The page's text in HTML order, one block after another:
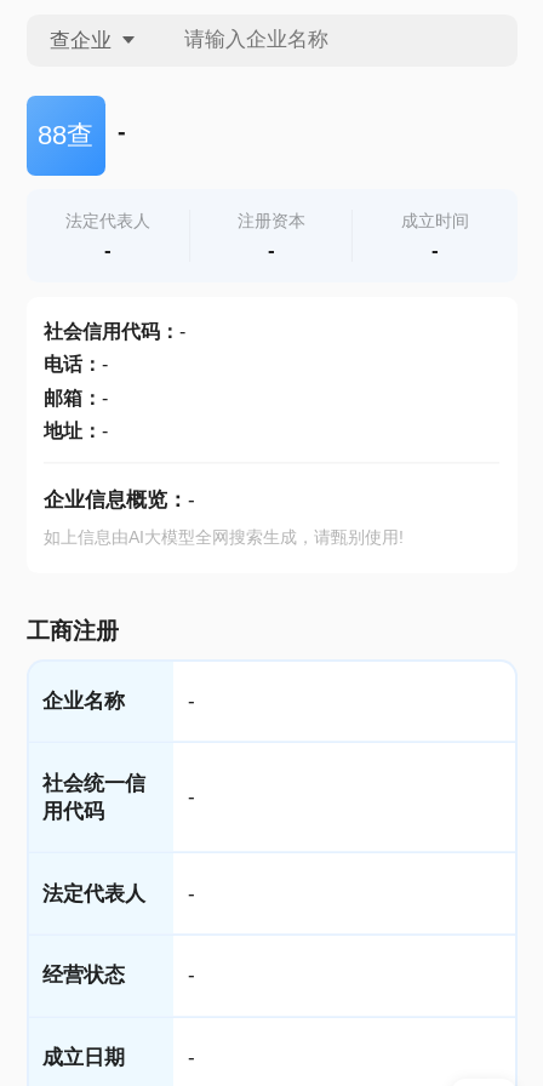
查企业
查企业
查产地
88查 -
法定代表人
-
注册资本
-
成立时间
-
社会信用代码： -
电话： -
邮箱： -
地址： -
企业信息概览： -
如上信息由AI大模型全网搜索生成，请甄别使用!
工商注册
企业名称 -
社会统一信
用代码
-
法定代表人 -
经营状态 -
成立日期 -